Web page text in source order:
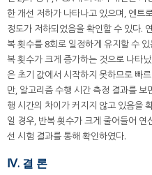
한 개선 저하가 나타나고 있으며, 엔트
정도가 저하되었음을 확인할 수 있다.
복 횟수를 8회로 일정하게 유지할 수
복 횟수가 크게 증가하는 것으로 나타
은 초기 값에서 시작하지 못하므로 빠
만, 알고리즘 수행 시간 측정 결과를
행 시간의 차이가 커지지 않고 있음을
일 경우, 반복 횟수가 크게 줄어들어
선 시험 결과를 통해 확인하였다.
Ⅳ. 결 론